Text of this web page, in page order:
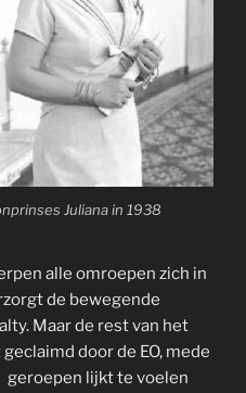
Juliana in 1938
alle omroepen zich in
de bewegende
Maar de rest van het
door de EO, mede
geroepen lijkt te voelen